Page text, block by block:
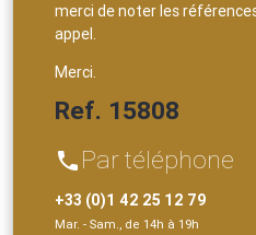
merci de noter les
appel.
Merci.
Ref. 15808
phone Par téléphone
+33 (0)1 42 25 12 79
Mar. - Sam., de 14h à 19h